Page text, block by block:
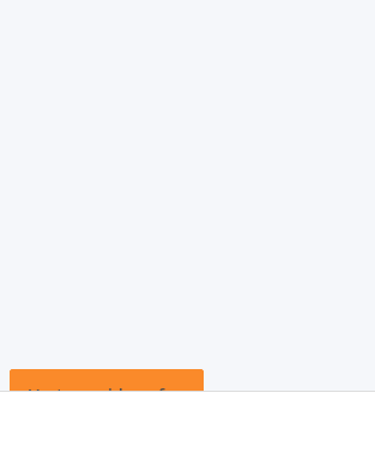
Vertrag widerrufen